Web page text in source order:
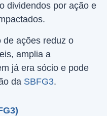
dividendos por ação e
de ações reduz o
amplia a
já era sócio e pode
da SBFG3.